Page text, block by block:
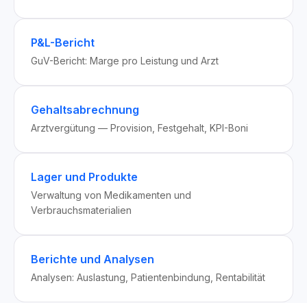
P&L-Bericht
GuV-Bericht: Marge pro Leistung und Arzt
Gehaltsabrechnung
Arztvergütung — Provision, Festgehalt, KPI-Boni
Lager und Produkte
Verwaltung von Medikamenten und
Verbrauchsmaterialien
Berichte und Analysen
Analysen: Auslastung, Patientenbindung, Rentabilität